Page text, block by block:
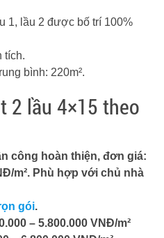
1, lầu 2 được bố trí 100%
tích.
bình: 220m².
2 lầu 4×15 theo
công hoàn thiện, đơn giá:
m². Phù hợp với chủ nhà
gói.
– 5.800.000 VNĐ/m²